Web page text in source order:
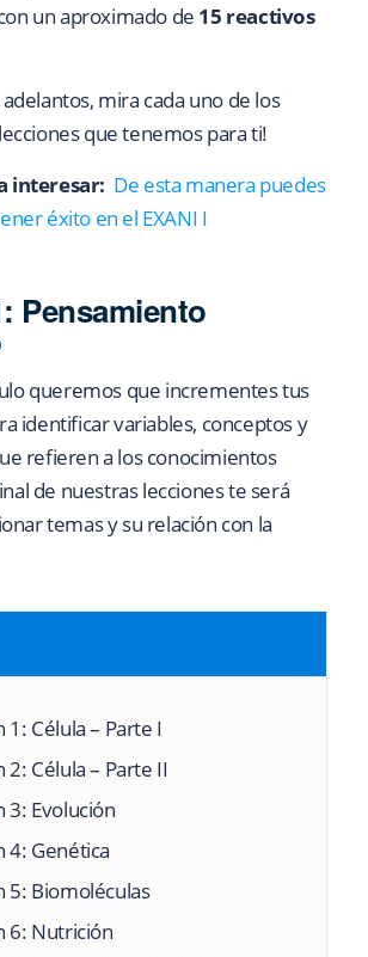
un aproximado de 15 reactivos
adelantos, mira cada uno de los
que tenemos para ti!
interesar: De esta manera puedes
éxito en el EXANI I
Pensamiento
queremos que incrementes tus
identificar variables, conceptos y
refieren a los conocimientos
de nuestras lecciones te será
temas y su relación con la
1: Célula – Parte I
2: Célula – Parte II
3: Evolución
4: Genética
5: Biomoléculas
6: Nutrición